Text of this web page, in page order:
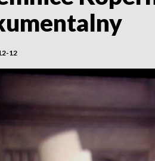
12